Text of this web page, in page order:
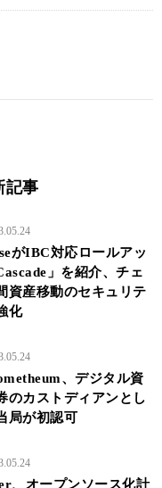
記事
がIBC対応ロールアッ
」を紹介、チェ
資産移動のセキュリテ
化
、デジタル資
のカストディアンとし
局が初認可
、オープンソース化計